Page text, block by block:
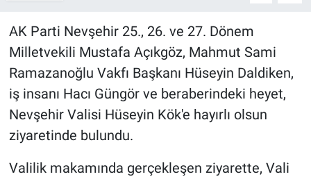
AK Parti Nevşehir 25., 26. ve 27. Dönem
Milletvekili Mustafa Açıkgöz, Mahmut Sami
Ramazanoğlu Vakfı Başkanı Hüseyin Daldiken,
iş insanı Hacı Güngör ve beraberindeki heyet,
Nevşehir Valisi Hüseyin Kök'e hayırlı olsun
ziyaretinde bulundu.
Valilik makamında gerçekleşen ziyarette, Vali
Teknoloji
Röportaj
Kayseri
Niğde